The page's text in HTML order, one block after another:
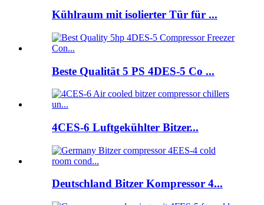
Kühlraum mit isolierter Tür für ...
Beste Qualität 5 PS 4DES-5 Co ...
4CES-6 Luftgekühlter Bitzer...
Deutschland Bitzer Kompressor 4...